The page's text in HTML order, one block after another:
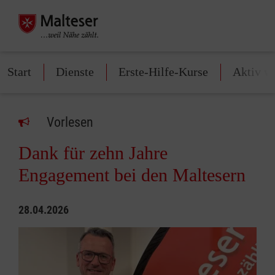
Start Dienste Erste-Hilfe-Kurse Aktiv
Vorlesen
Dank für zehn Jahre
Engagement bei den Maltesern
28.04.2026